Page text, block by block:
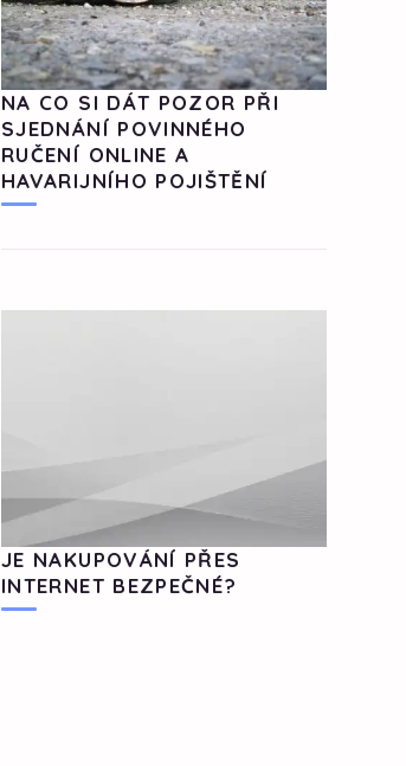
NA CO SI DÁT POZOR PŘI
SJEDNÁNÍ POVINNÉHO
RUČENÍ ONLINE A
HAVARIJNÍHO POJIŠTĚNÍ
JE NAKUPOVÁNÍ PŘES
INTERNET BEZPEČNÉ?